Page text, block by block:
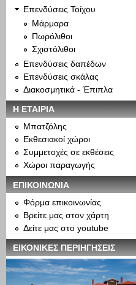
Επενδύσεις Τοίχου
Μάρμαρα
Πωρόλιθοι
Σχιστόλιθοι
Επενδύσεις δαπέδων
Επενδύσεις σκάλας
Διακοσμητικά - Έπιπλα
Η ΕΤΑΙΡΙΑ
Μπατζόλης
Εκθεσιακοί χώροι
Συμμετοχές σε εκθέσεις
Χώροι παραγωγής
ΕΠΙΚΟΙΝΩΝΙΑ
Φόρμα επικοινωνίας
Βρείτε μας στον χάρτη
Δείτε μας στο youtube
ΕΙΚΟΝΙΚΕΣ ΠΕΡΙΗΓΗΣΕΙΣ